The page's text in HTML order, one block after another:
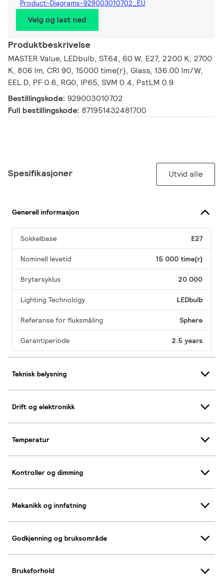
Product-Diagrams-929003010702_EU
Velg og last ned
Produktbeskrivelse
MASTER Value, LEDbulb, ST64, 60 W, E27, 2200 K, 2700
K, 806 lm, CRI 90, 15000 time(r), Glass, 136.00 lm/W,
EEL D, PF 0.6, RG0, IP65, SVM 0.4, PstLM 0.9
Bestillingskode: 929003010702
Full bestillingskode: 871951432481700
Spesifikasjoner Utvid alle
Generell informasjon
Sokkelbase E27
Nominell levetid 15 000 time(r)
Brytersyklus 20 000
Lighting Technology LEDbulb
Referanse for fluksmåling Sphere
Garantiperiode 2.5 years
Teknisk belysning
Drift og elektronikk
Temperatur
Kontroller og dimming
Mekanikk og innfatning
Godkjenning og bruksområde
Bruksforhold